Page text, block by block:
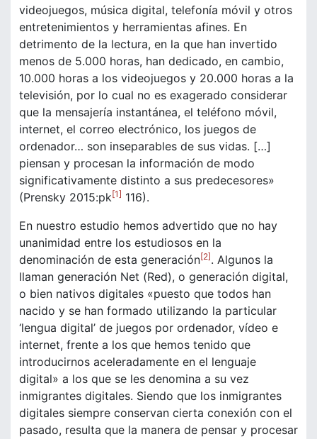
videojuegos, música digital, telefonía móvil y otros
entretenimientos y herramientas afines. En
detrimento de la lectura, en la que han invertido
menos de 5.000 horas, han dedicado, en cambio,
10.000 horas a los videojuegos y 20.000 horas a la
televisión, por lo cual no es exagerado considerar
que la mensajería instantánea, el teléfono móvil,
internet, el correo electrónico, los juegos de
ordenador… son inseparables de sus vidas. […]
piensan y procesan la información de modo
significativamente distinto a sus predecesores»
(Prensky 2015:pk[1] 116).
En nuestro estudio hemos advertido que no hay
unanimidad entre los estudiosos en la
denominación de esta generación[2]. Algunos la
llaman generación Net (Red), o generación digital,
o bien nativos digitales «puesto que todos han
nacido y se han formado utilizando la particular
‘lengua digital’ de juegos por ordenador, vídeo e
internet, frente a los que hemos tenido que
introducirnos aceleradamente en el lenguaje
digital» a los que se les denomina a su vez
inmigrantes digitales. Siendo que los inmigrantes
digitales siempre conservan cierta conexión con el
pasado, resulta que la manera de pensar y procesar